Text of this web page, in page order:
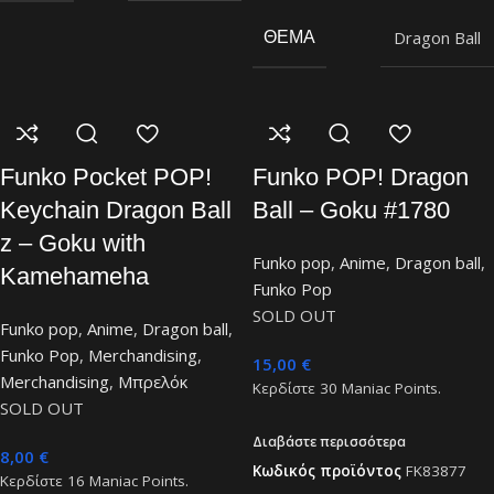
ΘΈΜΑ Dragon Ball
Funko Pocket POP!
Keychain Dragon Ball
z – Goku with
Kamehameha
Funko pop, Anime, Dragon ball,
Funko Pop, Merchandising,
Merchandising, Μπρελόκ
SOLD OUT
8,00 €
Κερδίστε 16 Maniac Points.
Funko POP! Dragon
Ball – Goku #1780
Funko pop, Anime, Dragon ball,
Funko Pop
SOLD OUT
15,00 €
Κερδίστε 30 Maniac Points.
Διαβάστε περισσότερα
Κωδικός προϊόντος FK83877